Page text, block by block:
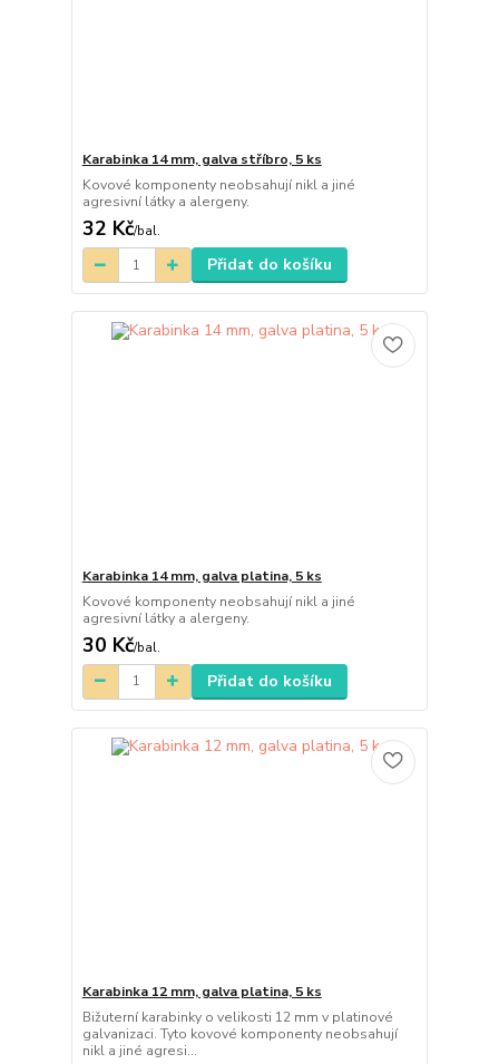
Karabinka 14 mm, galva stříbro, 5 ks
Kovové komponenty neobsahují nikl a jiné
agresivní látky a alergeny.
32 Kč/bal.
Přidat do košíku
Karabinka 14 mm, galva platina, 5 ks
Kovové komponenty neobsahují nikl a jiné
agresivní látky a alergeny.
30 Kč/bal.
Přidat do košíku
Karabinka 12 mm, galva platina, 5 ks
Bižuterní karabinky o velikosti 12 mm v platinové
galvanizaci. Tyto kovové komponenty neobsahují
nikl a jiné agresi...